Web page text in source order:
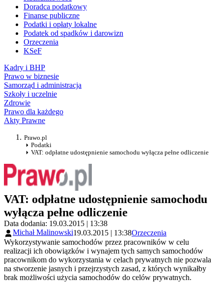
Doradca podatkowy
Finanse publiczne
Podatki i opłaty lokalne
Podatek od spadków i darowizn
Orzeczenia
KSeF
Kadry i BHP
Prawo w biznesie
Samorząd i administracja
Szkoły i uczelnie
Zdrowie
Prawo dla każdego
Akty Prawne
Prawo.pl
Podatki
VAT: odpłatne udostępnienie samochodu wyłącza pełne odliczenie
VAT: odpłatne udostępnienie samochodu
wyłącza pełne odliczenie
Data dodania: 19.03.2015 | 13:38
Michał Malinowski19.03.2015 | 13:38Orzeczenia
Wykorzystywanie samochodów przez pracowników w celu
realizacji ich obowiązków i wynajem tych samych samochodów
pracownikom do wykorzystania w celach prywatnych nie pozwala
na stworzenie jasnych i przejrzystych zasad, z których wynikałby
brak możliwości użycia samochodów do celów prywatnych.